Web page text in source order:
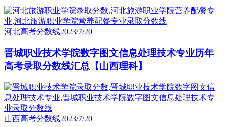
河北高考分数线2023/7/20
晋城职业技术学院数字图文信息处理技术专业历年
高考录取分数线汇总【山西理科】
山西高考分数线2023/7/20